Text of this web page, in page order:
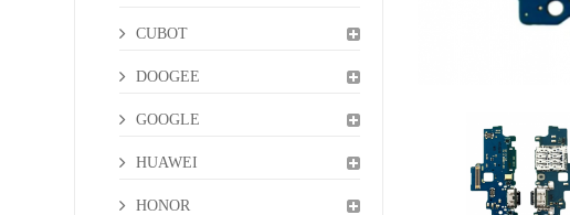
CUBOT
DOOGEE
GOOGLE
HUAWEI
HONOR